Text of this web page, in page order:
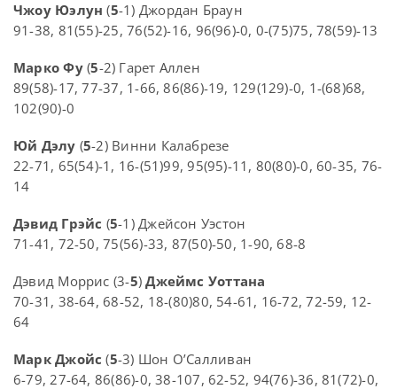
Чжоу Юэлун (5-1) Джордан Браун
91-38, 81(55)-25, 76(52)-16, 96(96)-0, 0-(75)75, 78(59)-13
Марко Фу(5-2) Гарет Аллен
89(58)-17, 77-37, 1-66, 86(86)-19, 129(129)-0, 1-(68)68,
102(90)-0
Юй Дэлу (5-2) Винни Калабрезе
22-71, 65(54)-1, 16-(51)99, 95(95)-11, 80(80)-0, 60-35, 76-
14
Дэвид Грэйс (5-1) Джейсон Уэстон
71-41, 72-50, 75(56)-33, 87(50)-50, 1-90, 68-8
Дэвид Моррис (3-5)Джеймс Уоттана
70-31, 38-64, 68-52, 18-(80)80, 54-61, 16-72, 72-59, 12-
64
Марк Джойс (5-3) Шон О’Салливан
6-79, 27-64, 86(86)-0, 38-107, 62-52, 94(76)-36, 81(72)-0,